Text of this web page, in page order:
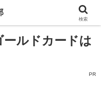
強！エポスゴールドカードは
ルドカードは
PR
検索